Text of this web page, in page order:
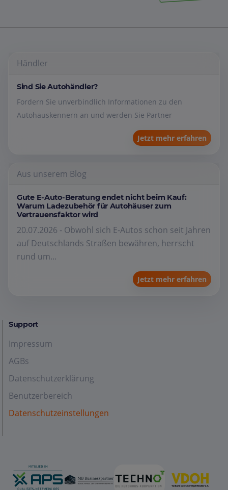
Händler
Sind Sie Autohändler?
Fordern Sie unverbindlich Informationen zu den
Autohauskennern an und werden Sie Partner
Jetzt mehr erfahren
Aus unserem Blog
Gute E-Auto-Beratung endet nicht beim Kauf:
Warum Ladezubehör für Autohäuser zum
Vertrauensfaktor wird
20.07.2026 - Obwohl sich E-Autos schon seit Jahren
auf Deutschlands Straßen bewähren, herrscht
rund um...
Jetzt mehr erfahren
Support
Impressum
AGBs
Datenschutzerklärung
Benutzerbereich
Datenschutzeinstellungen